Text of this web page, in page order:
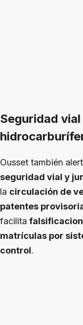
Seguridad
Ousset también
seguridad vial y
la circulación de
patentes
facilita
matrículas por
control.